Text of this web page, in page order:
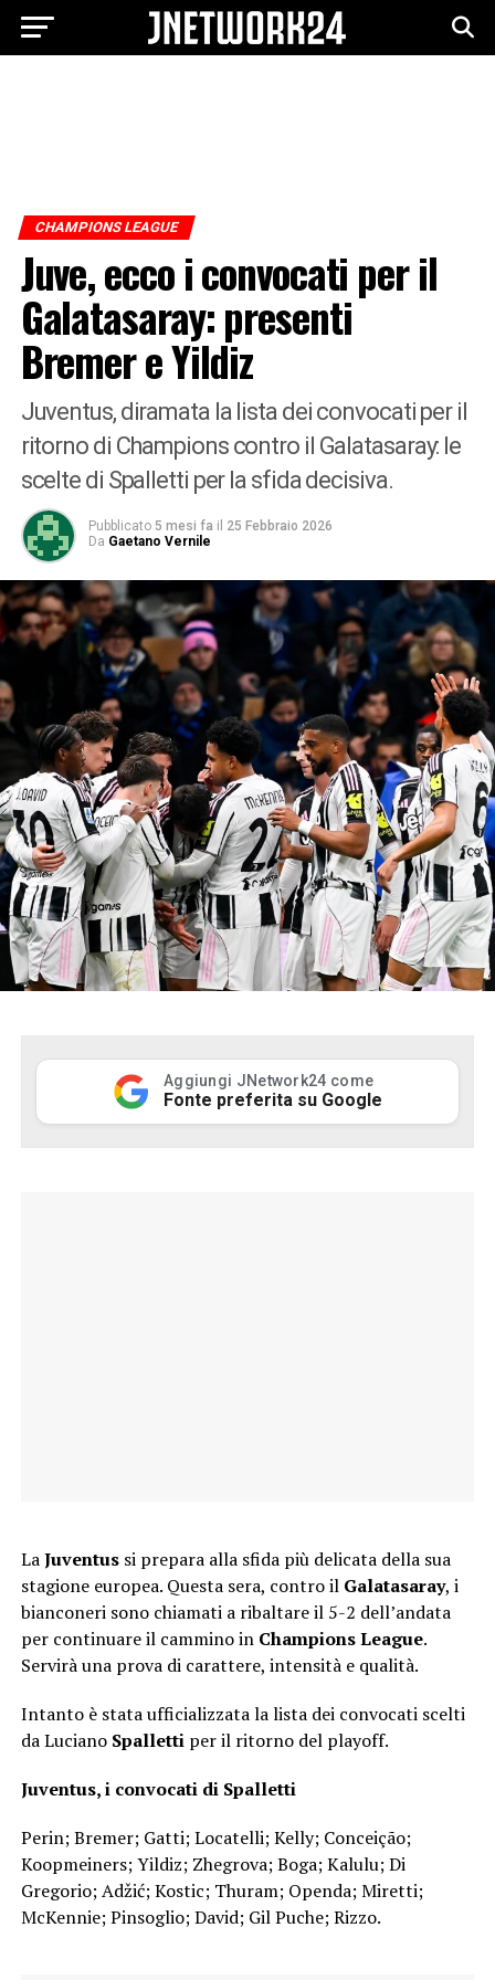
CHAMPIONS LEAGUE
Juve, ecco i convocati per il
Galatasaray: presenti
Bremer e Yildiz
Juventus, diramata la lista dei convocati per il
ritorno di Champions contro il Galatasaray: le
scelte di Spalletti per la sfida decisiva.
Pubblicato 5 mesi fa il 25 Febbraio 2026
Da Gaetano Vernile
Aggiungi JNetwork24 come
Fonte preferita su Google
LaJuventussi prepara alla sfida più delicata della sua
stagione europea. Questa sera, contro il Galatasaray, i
bianconeri sono chiamati a ribaltare il 5-2 dell’andata
per continuare il cammino inChampions League.
Servirà una prova di carattere, intensità e qualità.
Intanto è stata ufficializzata la lista dei convocati scelti
da Luciano Spallettiper il ritorno del playoff.
Juventus, i convocati di Spalletti
Perin; Bremer; Gatti; Locatelli; Kelly; Conceição;
Koopmeiners; Yildiz; Zhegrova; Boga; Kalulu; Di
Gregorio; Adžić; Kostic; Thuram; Openda; Miretti;
McKennie; Pinsoglio; David; Gil Puche; Rizzo.